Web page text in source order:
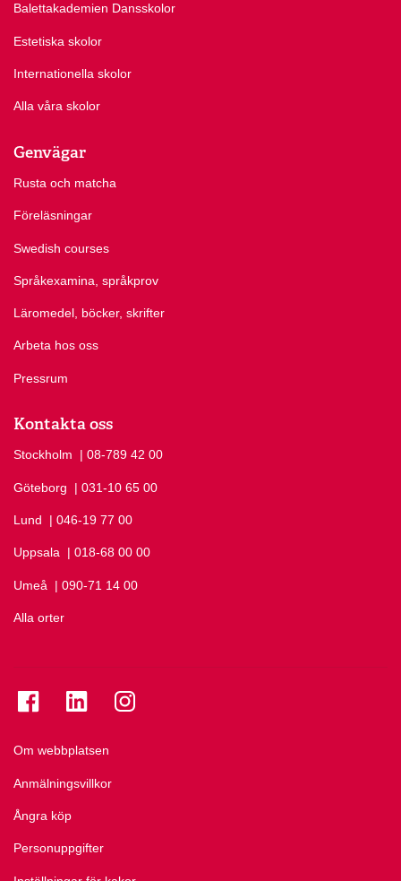
Balettakademien Dansskolor
Estetiska skolor
Internationella skolor
Alla våra skolor
Genvägar
Rusta och matcha
Föreläsningar
Swedish courses
Språkexamina, språkprov
Läromedel, böcker, skrifter
Arbeta hos oss
Pressrum
Kontakta oss
Stockholm Ring Stockholm på
| 08-789 42 00
Göteborg Ring Göteborg på
| 031-10 65 00
Lund Ring Lund på
| 046-19 77 00
Uppsala Ring Uppsala på
| 018-68 00 00
Umeå Ring Umeå på
| 090-71 14 00
Alla orter
Om webbplatsen
Anmälningsvillkor
Ångra köp
Personuppgifter
Se folkuniversitetet på Facebook
Se folkuniversitetet på LinkedIn